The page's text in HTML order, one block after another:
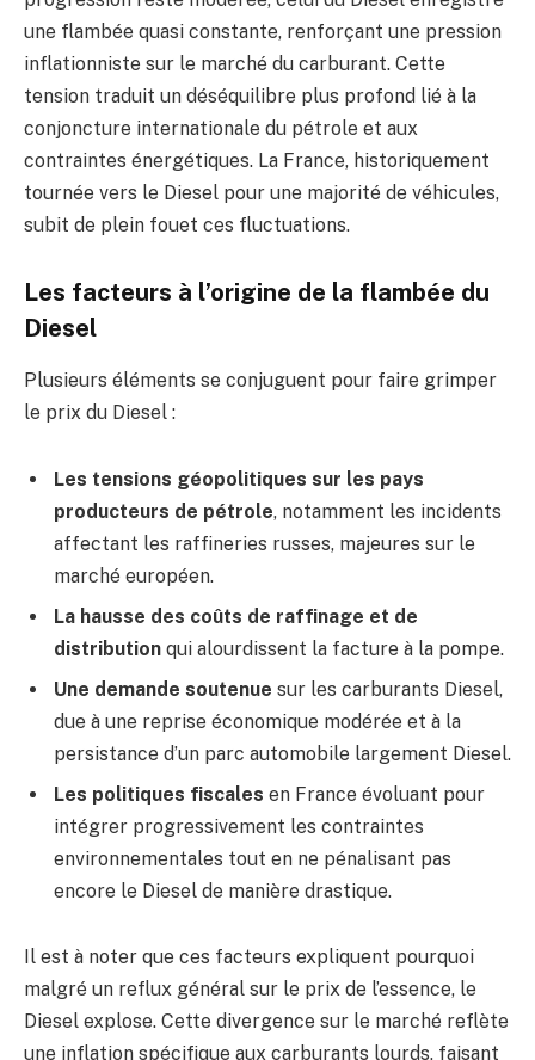
une flambée quasi constante, renforçant une pression
inflationniste sur le marché du carburant. Cette
tension traduit un déséquilibre plus profond lié à la
conjoncture internationale du pétrole et aux
contraintes énergétiques. La France, historiquement
tournée vers le Diesel pour une majorité de véhicules,
subit de plein fouet ces fluctuations.
Les facteurs à l’origine de la flambée du
Diesel
Plusieurs éléments se conjuguent pour faire grimper
le prix du Diesel :
Les tensions géopolitiques sur les pays
producteurs de pétrole, notamment les incidents
affectant les raffineries russes, majeures sur le
marché européen.
La hausse des coûts de raffinage et de
distribution qui alourdissent la facture à la pompe.
Une demande soutenue sur les carburants Diesel,
due à une reprise économique modérée et à la
persistance d’un parc automobile largement Diesel.
Les politiques fiscales en France évoluant pour
intégrer progressivement les contraintes
environnementales tout en ne pénalisant pas
encore le Diesel de manière drastique.
Il est à noter que ces facteurs expliquent pourquoi
malgré un reflux général sur le prix de l’essence, le
Diesel explose. Cette divergence sur le marché reflète
une inflation spécifique aux carburants lourds, faisant